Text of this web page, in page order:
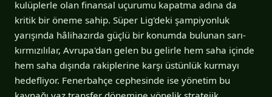
kulüplerle olan finansal uçurumu kapatma adına da
kritik bir öneme sahip. Süper Lig'deki şampiyonluk
yarışında hâlihazırda güçlü bir konumda bulunan sarı-
kırmızılılar, Avrupa'dan gelen bu gelirle hem saha içinde
hem saha dışında rakiplerine karşı üstünlük kurmayı
hedefliyor. Fenerbahçe cephesinde ise yönetim bu